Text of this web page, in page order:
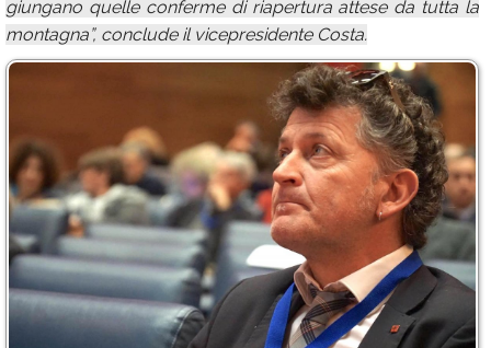
giungano quelle conferme di riapertura attese da tutta la
montagna”, conclude il vicepresidente Costa.